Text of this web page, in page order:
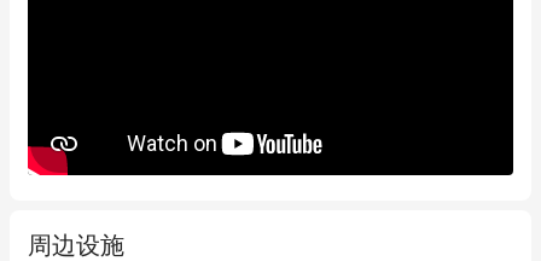
随时发生变化，这往往超出我们的控制范围。潜在购买者应自行
周边设施